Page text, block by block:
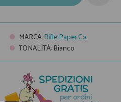
MARCA:Rifle Paper Co.
TONALITÀ: Bianco